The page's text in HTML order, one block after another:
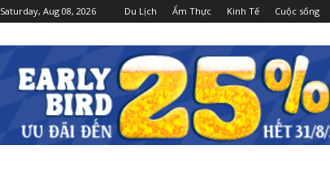
Saturday, Aug 08, 2026 Du Lịch Ẩm Thực Kinh Tế Cuộc sống
Dulichgiaitri